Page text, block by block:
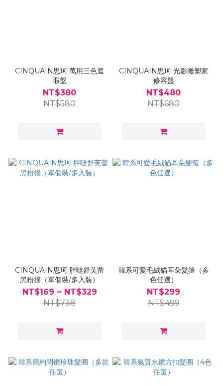
CINQUAIN思珂 萬用三色遮
瑕盤
NT$380
NT$580
CINQUAIN思珂 光影雕塑家
修容盤
NT$480
NT$680
CINQUAIN思珂 胖噠舒芙蕾
黑粉撲（單個裝/多入裝）
NT$169 ~ NT$329
NT$738
韓系可愛毛絨貓耳朵髮箍（多
色任選）
NT$299
NT$499